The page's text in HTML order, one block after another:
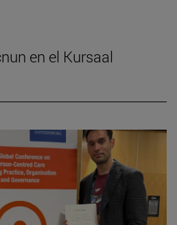
en el Kursaal